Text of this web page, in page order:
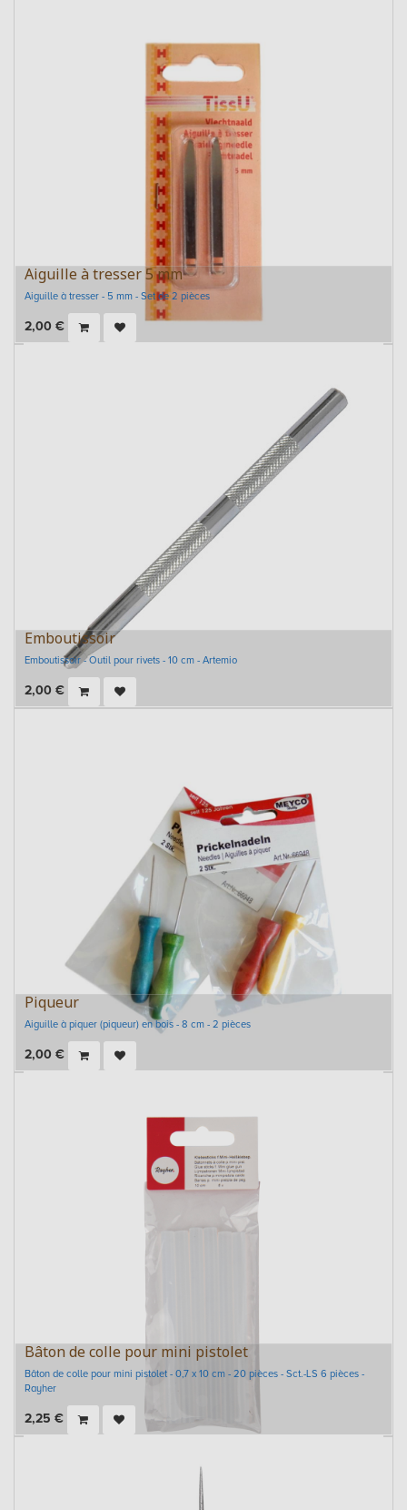
Aiguille à tresser 5 mm
Aiguille à tresser - 5 mm - Set de 2 pièces
2,00 €
Emboutissoir
Emboutissoir - Outil pour rivets - 10 cm - Artemio
2,00 €
Piqueur
Aiguille à piquer (piqueur) en bois - 8 cm - 2 pièces
2,00 €
Bâton de colle pour mini pistolet
Bâton de colle pour mini pistolet - 0,7 x 10 cm - 20 pièces - Sct.-LS 6 pièces -
Rayher
2,25 €